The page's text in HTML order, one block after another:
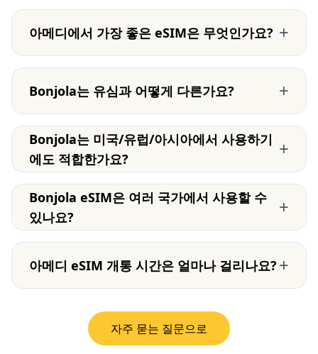
아메디에서 가장 좋은 eSIM은 무엇인가요? +
Bonjola는 유심과 어떻게 다른가요? +
Bonjola는 미국/유럽/아시아에서 사용하기
에도 적합한가요?
+
Bonjola eSIM은 여러 국가에서 사용할 수
있나요?
+
아메디 eSIM 개통 시간은 얼마나 걸리나요? +
자주 묻는 질문으로